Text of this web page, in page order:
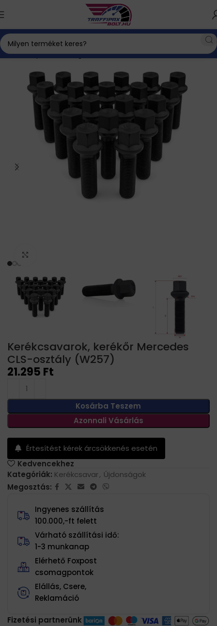
Kezdőlap Autós kiegészítők Gumi, felni Kerékcsavar
Kerékcsavarok, kerékőr Mercedes
CLS-osztály (W257)
21.295 Ft
Kosárba Teszem
Azonnali Vásárlás
Értesítést kérek árcsökkenés esetén
Kedvencekhez
Kategóriák: Kerékcsavar, Újdonságok
Megosztás:
Ingyenes szállítás
100.000,-ft felett
Várható szállítási idő:
1-3 munkanap
Elérhető Foxpost
csomagpontok
Elállás, Csere,
Reklamáció
Fizetési partnerünk